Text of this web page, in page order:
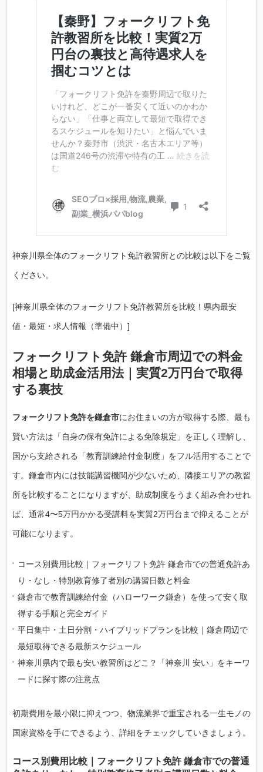
神奈川県全体のフォークリフト免許教習所との比較は以下をご覧
ください。
[神奈川県全体のフォークリフト免許教習所を比較！県内最安
値・最短・求人情報（準備中）]
フォークリフト免許 鎌倉市周辺での料金
相場と助成金活用法｜実質2万円台で取得
する裏技
フォークリフト免許を鎌倉市にお住まいの方が取得する際、最も
賢い方法は「自身の保有免許による免除規定」を正しく理解し、
国から支給される「教育訓練給付金制度」をフル活用することで
す。鎌倉市内には技能講習機関が少ないため、隣接エリアの教習
所を比較することになりますが、助成制度をうまく組み合わせれ
ば、通常4〜5万円かかる受講料を実質2万円台まで抑えることが
可能になります。
コース別費用比較｜フォークリフト免許 鎌倉市での普通免許あ
り・なし・特別教育修了者別の講習日数と料金
鎌倉市で教育訓練給付金（ハローワーク鎌倉）を使って安く取
得する手順と完全ガイド
平日集中・土日分割・ハイブリッドプランを比較｜鎌倉周辺で
最短取得できる最新スケジュール
神奈川県内で最も安い教習所はどこ？「神奈川 安い」をキーワ
ードに探す際の注意点
初期費用を最小限に抑えつつ、物流業界で重宝される一生モノの
国家資格を手にできるよう、詳細をチェックしていきましょう。
コース別費用比較｜フォークリフト免許 鎌倉市での普通